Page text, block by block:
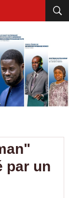
par un